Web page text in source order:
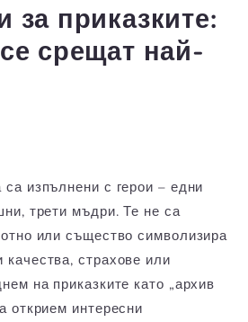
за приказките:
срещат най-
са изпълнени с герои – едни
трети мъдри. Те не са
или същество символизира
страхове или
на приказките като „архив
открием интересни